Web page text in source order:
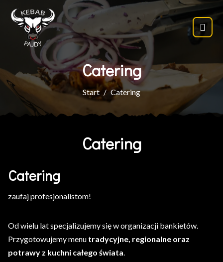
Catering
Start Catering
Catering
Catering
zaufaj profesjonalistom!
Od wielu lat specjalizujemy się w organizacji bankietów.
Przygotowujemy menu tradycyjne, regionalne oraz
potrawy z kuchni całego świata.